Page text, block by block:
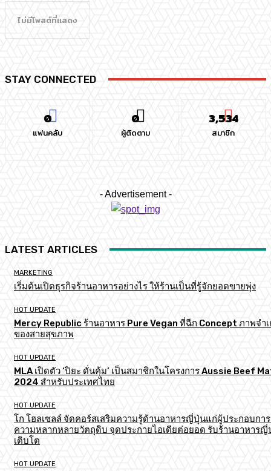
ไม่มีโพสต์ที่แสดง
STAY CONNECTED
0
แฟนคลับ
0
ผู้ติดตาม
3,534
สมาชิก
- Advertisement -
LATEST ARTICLES
MARKETING
เริ่มต้นเปิดธุรกิจร้านอาหารอย่างไร ให้ร้านเป็นที่รู้จักยอดขายพุ่ง
HOT UPDATE
Mercy Republic ร้านอาหาร Pure Vegan ที่ฉีก Concept ภาพจำเ
ของสายสุขภาพ
HOT UPDATE
MLA เปิดตัว ‘ปิยะ ดั่นคุ้ม’ เป็นสมาชิกในโครงการ Aussie Beef
2024 สำหรับประเทศไทย
HOT UPDATE
โก โฮลเซลล์ จัดคอร์สเสริมความรู้ด้านอาหารญี่ปุ่นแก่ผู้ประกอบกา
ความหลากหลายวัตถุดิบ จุดประกายไอเดียต่อยอด รับร้านอาหาร
เติบโต
HOT UPDATE